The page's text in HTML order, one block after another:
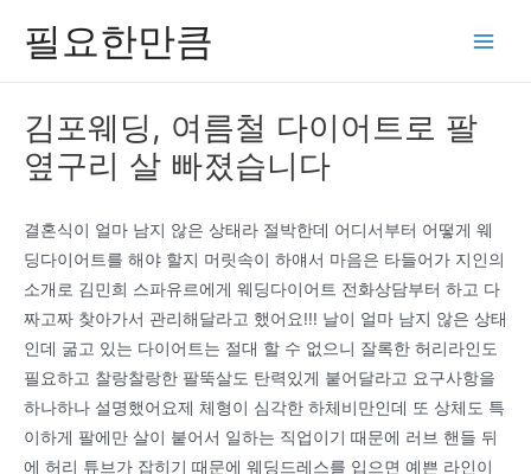
필요한만큼
김포웨딩, 여름철 다이어트로 팔
옆구리 살 빠졌습니다
결혼식이 얼마 남지 않은 상태라 절박한데 어디서부터 어떻게 웨
딩다이어트를 해야 할지 머릿속이 하얘서 마음은 타들어가 지인의
소개로 김민희 스파유르에게 웨딩다이어트 전화상담부터 하고 다
짜고짜 찾아가서 관리해달라고 했어요!!! 날이 얼마 남지 않은 상태
인데 굶고 있는 다이어트는 절대 할 수 없으니 잘록한 허리라인도
필요하고 찰랑찰랑한 팔뚝살도 탄력있게 붙어달라고 요구사항을
하나하나 설명했어요제 체형이 심각한 하체비만인데 또 상체도 특
이하게 팔에만 살이 붙어서 일하는 직업이기 때문에 러브 핸들 뒤
에 허리 튜브가 잡히기 때문에 웨딩드레스를 입으면 예쁜 라인이